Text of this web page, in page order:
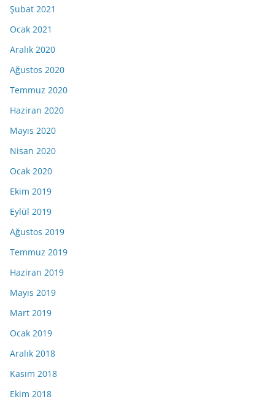
Şubat 2021
Ocak 2021
Aralık 2020
Ağustos 2020
Temmuz 2020
Haziran 2020
Mayıs 2020
Nisan 2020
Ocak 2020
Ekim 2019
Eylül 2019
Ağustos 2019
Temmuz 2019
Haziran 2019
Mayıs 2019
Mart 2019
Ocak 2019
Aralık 2018
Kasım 2018
Ekim 2018